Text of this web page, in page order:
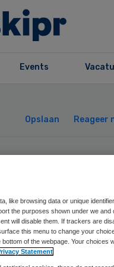
Events
Opslaan Reageer
tot
like browsing data or unique
the purposes shown under we
will disable them. If trackers are
this menu to change your
of the webpage. Your choices
Statement